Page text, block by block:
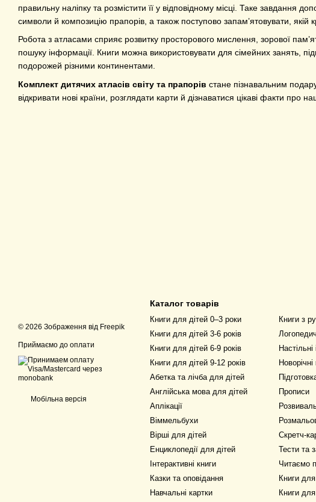
правильну наліпку та розмістити її у відповідному місці. Таке завдання
символи й композицію прапорів, а також поступово запам’ятовувати, якій
Робота з атласами сприяє розвитку просторового мислення, зорової
пошуку інформації. Книги можна використовувати для сімейних занять,
подорожей різними континентами.
Комплект дитячих атласів світу та прапорів стане пізнавальним
відкривати нові країни, розглядати карти й дізнаватися цікаві факти про
© 2026 Зображення від Freepik
Приймаємо до оплати
Мобільна версія
Каталог товарів
Книги для дітей 0–3 роки
Книги для дітей 3-6 років
Книги для дітей 6-9 років
Книги для дітей 9-12 років
Абетка та лічба для дітей
Англійська мова для дітей
Аплікації
Віммельбухи
Вірші для дітей
Енциклопедії для дітей
Інтерактивні книги
Казки та оповідання
Навчальні картки
Книги з
Настільні
Новорічні
Прописи
Скретч-
Тести та
Читаємо
Книги
Книги для